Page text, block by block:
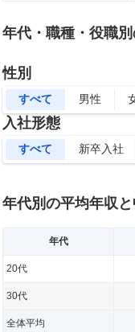
年代・職種・役職
性別
すべて 男性
入社形態
すべて 新卒入社
年代別の平均年収
年代
20代
30代
全体平均